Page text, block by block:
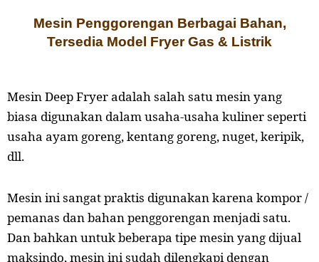
Mesin Penggorengan Berbagai Bahan,
Tersedia Model Fryer Gas & Listrik
Mesin Deep Fryer adalah salah satu mesin yang
biasa digunakan dalam usaha-usaha kuliner seperti
usaha ayam goreng, kentang goreng, nuget, keripik,
dll.
Mesin ini sangat praktis digunakan karena kompor /
pemanas dan bahan penggorengan menjadi satu.
Dan bahkan untuk beberapa tipe mesin yang dijual
maksindo, mesin ini sudah dilengkapi dengan